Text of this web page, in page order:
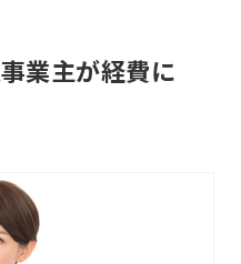
業主が経費に